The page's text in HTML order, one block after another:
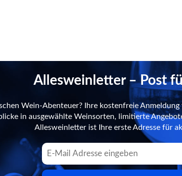
Allesweinletter – Post
Wein-Abenteuer? Ihre kostenfreie
in ausgewählte Weinsorten, limitierte
Allesweinletter ist Ihre erste Adresse für